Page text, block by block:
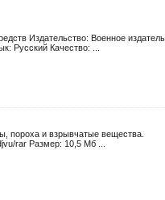
Издательство: Военное
Русский Качество: ...
пороха и взрывчатые вещества.
rar Размер: 10,5 Мб ...